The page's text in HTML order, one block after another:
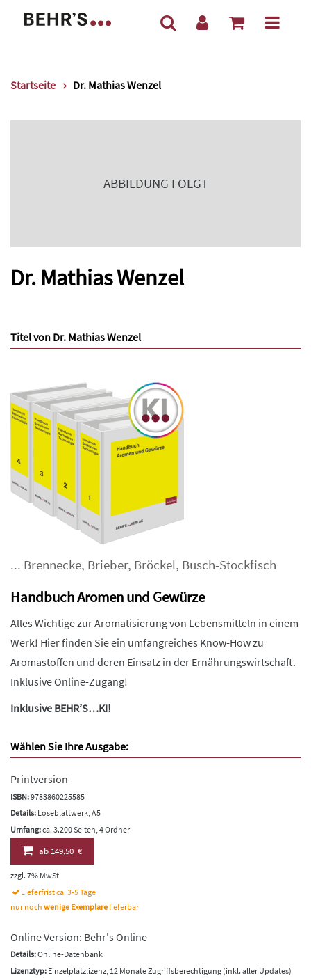
Startseite Dr. Mathias Wenzel
ABBILDUNG FOLGT
Dr. Mathias Wenzel
Titel von Dr. Mathias Wenzel
... Brennecke, Brieber, Bröckel, Busch-Stockfisch
Handbuch Aromen und Gewürze
Alles Wichtige zur Aromatisierung von Lebensmitteln in einem
Werk! Hier finden Sie ein umfangreiches Know-How zu
Aromastoffen und deren Einsatz in der Ernährungswirtschaft.
Inklusive Online-Zugang!
Inklusive BEHR’S…KI!
Wählen Sie Ihre Ausgabe:
Printversion
ISBN:9783860225585
Details: Loseblattwerk, A5
Umfang:ca. 3.200 Seiten, 4 Ordner
ab149,50 €
zzgl. 7% MwSt
Lieferfrist ca. 3-5 Tage
nur noch wenige Exemplare lieferbar
Online Version: Behr's Online
Details:Online-Datenbank
Lizenztyp: Einzelplatzlizenz, 12 Monate Zugriffsberechtigung (inkl. aller Updates)